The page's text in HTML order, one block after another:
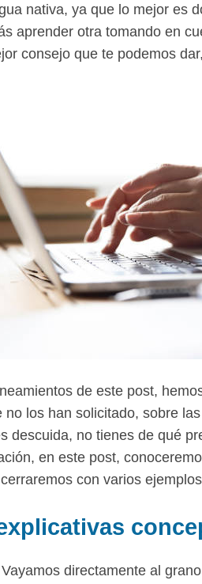
nativa, ya que lo mejor es
aprender otra tomando en
consejo que te podemos
de este post,
no los han solicitado, sobre
descuida, no tienes de qué
en este post,
con varios
directamente al